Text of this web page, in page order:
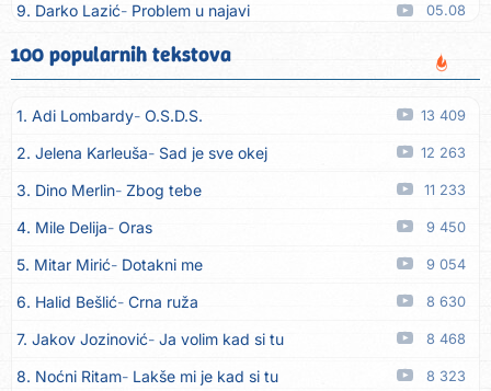
9. Darko Lazić Problem u najavi 05.08
10. Aleksandra Đuranović Kao zver
11. Meliha Imširović Čujem mili 05.08
12. Tereza Kesovija Prvi cvijet 05.08
13. Kopito Ka´ list ol kaduje (Poput lista od kadulje) 05.08
14. Alen Polić Rožica črljena 05.08
15. Oliver Dragojević 05.08
16. Klapa Kaše Dubrovnik 05.08
17. Grupa Makedonija Ima edna moma 05.08
18. Ljupka Dimitrovska Javi se telefonom 05.08
19. Grupa 777 Kada zazvoni moj telefon 05.08
100 popularnih tekstova
1. Adi Lombardy O.S.D.S. 13 409
2. Jelena Karleuša Sad je sve okej 12 263
3. Dino Merlin Zbog tebe 11 233
4. Mile Delija Oras 9 450
5. Mitar Mirić Dotakni me 9 054
6. Halid Bešlić Crna ruža 8 630
7. Jakov Jozinović Ja volim kad si tu 8 468
8. Noćni Ritam Lakše mi je kad si tu 8 323